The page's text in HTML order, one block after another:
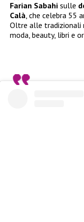
Farian Sabahi sulle
Calà, che celebra 55
Oltre alle tradizionali
moda, beauty, libri e